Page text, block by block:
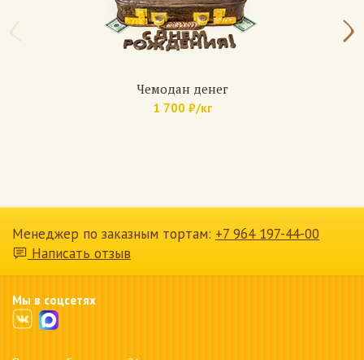
Чемодан денег
1 700 ₽/кг
Менеджер по заказным тортам: +7 964 197-44-00
Написать отзыв
Мы в соцсетях